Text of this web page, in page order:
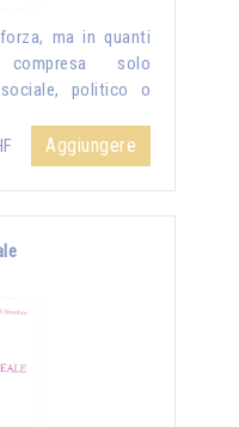
ma in quanti
solo
politico o
Aggiungere